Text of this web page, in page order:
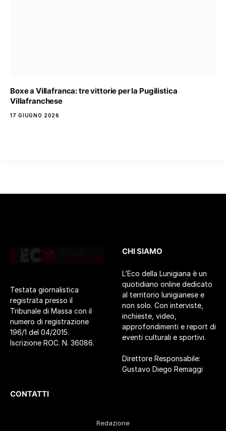
Boxe a Villafranca: tre vittorie per la Pugilistica
Villafranchese
17 GIUGNO 2026
Testata giornalistica
registrata presso il
Tribunale di Massa con il
numero di registrazione
196/1 del 04/2015.
Iscrizione ROC. N. 36086.
CHI SIAMO
L’Eco della Lunigiana è un
quotidiano online dedicato
al territorio lunigianese e
non solo. Con interviste,
inchieste, video,
approfondimenti e report di
eventi culturali e sportivi.
Direttore Responsabile:
Gustavo Diego Remaggi
CONTATTI
Redazione